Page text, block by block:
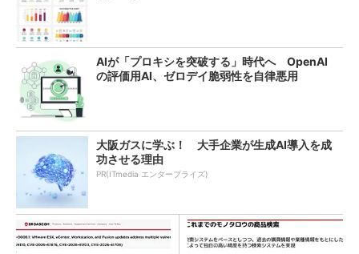
AIが「プロキシを突破する」時代へ OpenAI
の評価用AI、ゼロデイ脆弱性を自律悪用
大阪ガスに学ぶ！ 大手企業が生成AI導入を成
功させる理由
PR(ITmedia エンタープライズ)